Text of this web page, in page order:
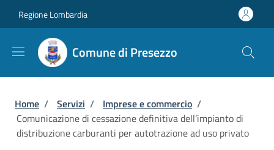
Regione Lombardia
Comune di Presezzo
Briciole di pane
Home / Servizi / Imprese e commercio /
Comunicazione di cessazione definitiva dell’impianto di
distribuzione carburanti per autotrazione ad uso privato